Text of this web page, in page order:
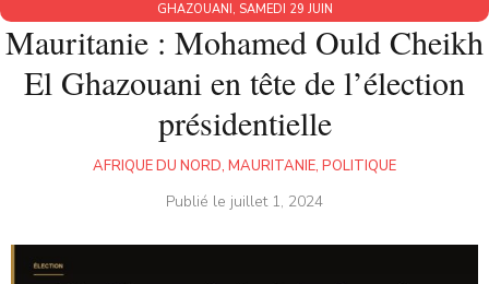
GHAZOUANI, SAMEDI 29 JUIN
Mauritanie : Mohamed Ould Cheikh
El Ghazouani en tête de l’élection
présidentielle
AFRIQUE DU NORD, MAURITANIE, POLITIQUE
Publié le juillet 1, 2024